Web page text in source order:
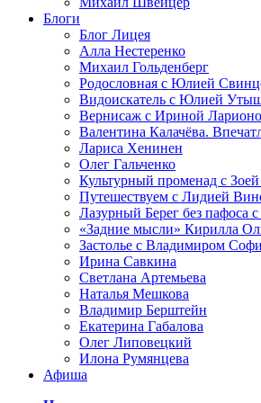
Блоги
Блог Лицея
Алла Нестеренко
Михаил Гольденберг
Родословная с Юлией
Видоискатель с Юлией
Вернисаж с Ириной
Валентина Калачёва.
Лариса Хенинен
Олег Гальченко
Культурный променад с
Путешествуем с Лидией
Лазурный Берег без пафоса
«Задние мысли» Кирилла
Застолье с Владимиром
Ирина Савкина
Светлана Артемьева
Наталья Мешкова
Владимир Берштейн
Екатерина Габалова
Олег Липовецкий
Илона Румянцева
Афиша